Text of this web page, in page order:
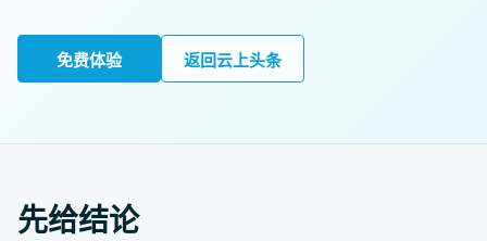
免费体验 返回云上头条
先给结论